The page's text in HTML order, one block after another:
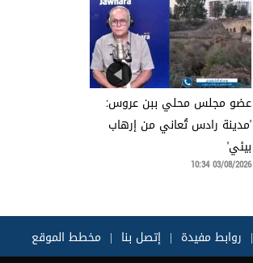
عضو مجلس محلي ببن عروس:
'مدينة رادس تُعاني من إرهاب
بيئي'
03/08/2026 10:34
| روابط مفيدة | إتصل بنا | مخطط الموقع